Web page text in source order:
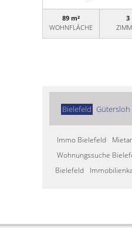
89 m²
WOHNFLÄCHE
3
Bielefeld Gütersloh
Immo Bielefeld
Wohnungssuche
Bielefeld